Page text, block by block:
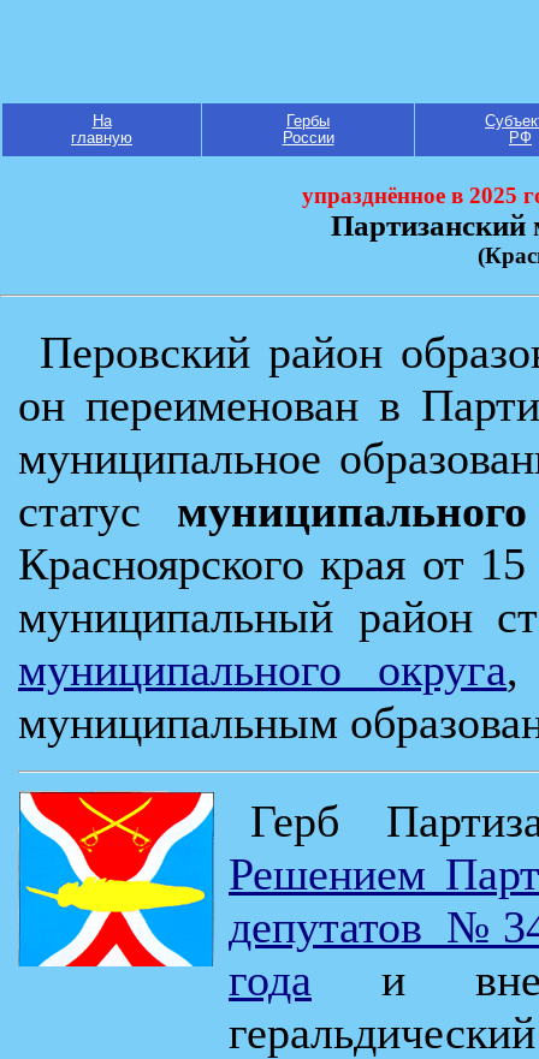
На
главную
Гербы
России
РФ
упразднённое в 2025
Перовский район
он переименован в
муниципальное
статус
Красноярского края от
муниципальный район
муниципального округа,
муниципальным
Герб
Решением
депутатов
года и